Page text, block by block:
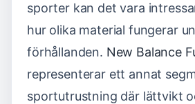
sporter kan det vara
hur olika material fungerar
förhållanden. New Balance
representerar ett annat
sportutrustning där lättvikt